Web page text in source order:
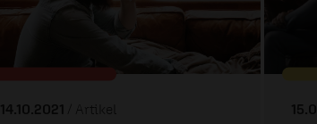
14.10.2021 / Artikel